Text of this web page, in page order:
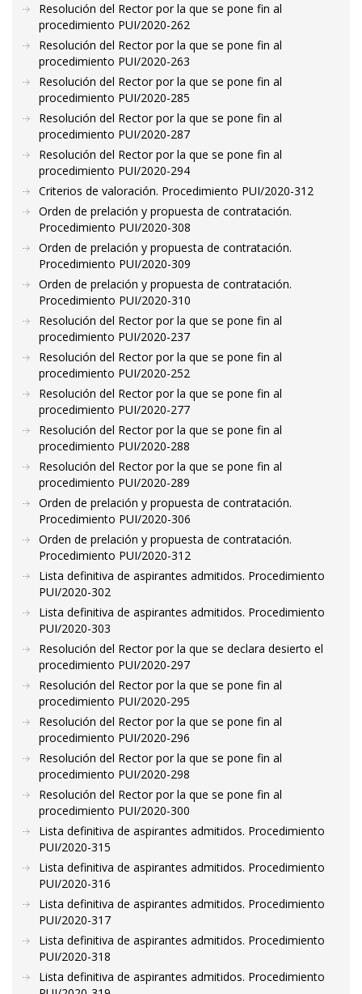
Resolución del Rector por la que se pone fin al
procedimiento PUI/2020-262
Resolución del Rector por la que se pone fin al
procedimiento PUI/2020-263
Resolución del Rector por la que se pone fin al
procedimiento PUI/2020-285
Resolución del Rector por la que se pone fin al
procedimiento PUI/2020-287
Resolución del Rector por la que se pone fin al
procedimiento PUI/2020-294
Criterios de valoración. Procedimiento PUI/2020-312
Orden de prelación y propuesta de contratación.
Procedimiento PUI/2020-308
Orden de prelación y propuesta de contratación.
Procedimiento PUI/2020-309
Orden de prelación y propuesta de contratación.
Procedimiento PUI/2020-310
Resolución del Rector por la que se pone fin al
procedimiento PUI/2020-237
Resolución del Rector por la que se pone fin al
procedimiento PUI/2020-252
Resolución del Rector por la que se pone fin al
procedimiento PUI/2020-277
Resolución del Rector por la que se pone fin al
procedimiento PUI/2020-288
Resolución del Rector por la que se pone fin al
procedimiento PUI/2020-289
Orden de prelación y propuesta de contratación.
Procedimiento PUI/2020-306
Orden de prelación y propuesta de contratación.
Procedimiento PUI/2020-312
Lista definitiva de aspirantes admitidos. Procedimiento
PUI/2020-302
Lista definitiva de aspirantes admitidos. Procedimiento
PUI/2020-303
Resolución del Rector por la que se declara desierto el
procedimiento PUI/2020-297
Resolución del Rector por la que se pone fin al
procedimiento PUI/2020-295
Resolución del Rector por la que se pone fin al
procedimiento PUI/2020-296
Resolución del Rector por la que se pone fin al
procedimiento PUI/2020-298
Resolución del Rector por la que se pone fin al
procedimiento PUI/2020-300
Lista definitiva de aspirantes admitidos. Procedimiento
PUI/2020-315
Lista definitiva de aspirantes admitidos. Procedimiento
PUI/2020-316
Lista definitiva de aspirantes admitidos. Procedimiento
PUI/2020-317
Lista definitiva de aspirantes admitidos. Procedimiento
PUI/2020-318
Lista definitiva de aspirantes admitidos. Procedimiento